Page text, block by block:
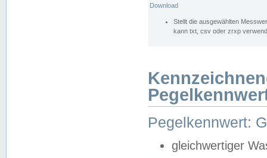
Download
Stellt die ausgewählten
kann txt, csv oder zrxp
Pegelkennwert:
gleichwertiger